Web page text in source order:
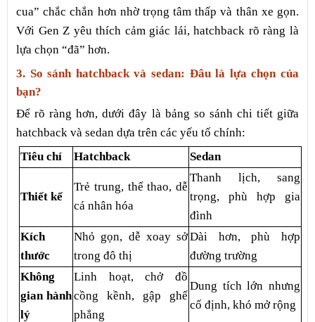
cua” chắc chắn hơn nhờ trọng tâm thấp và thân xe gọn.
Với Gen Z yêu thích cảm giác lái, hatchback rõ ràng là
lựa chọn “đã” hơn.
3. So sánh hatchback và sedan: Đâu là lựa chọn của
bạn?
Để rõ ràng hơn, dưới đây là bảng so sánh chi tiết giữa
hatchback và sedan dựa trên các yếu tố chính:
Tiêu chí
Hatchback Sedan
Thiết kế
Trẻ trung, thể thao, dễ
cá nhân hóa
Thanh lịch, sang
trọng, phù hợp gia
đình
Kích
thước
Nhỏ gọn, dễ xoay sở
trong đô thị
Dài hơn, phù hợp
đường trường
Không
gian hành
lý
Linh hoạt, chở đồ
cồng kềnh, gập ghế
phẳng
Dung tích lớn nhưng
cố định, khó mở rộng